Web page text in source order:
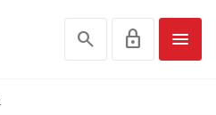
search lock menu